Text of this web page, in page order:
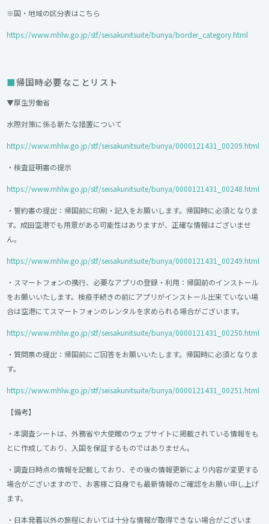
※国・地域の区分表はこちら
https://www.mhlw.go.jp/stf/seisakunitsuite/bunya/border_category.html
帰国時必要なことリスト
▼厚生労働省
水際対策に係る新たな措置について
https://www.mhlw.go.jp/stf/seisakunitsuite/bunya/0000121431_00209.html
・検査証明書の提示
https://www.mhlw.go.jp/stf/seisakunitsuite/bunya/0000121431_00248.html
・誓約書の提出：帰国前に印刷・記入をお願いします。帰国時に必須となりま
す。成田空港でも用意がある可能性はありますが、正確な情報はございませ
ん。
https://www.mhlw.go.jp/stf/seisakunitsuite/bunya/0000121431_00249.html
・スマートフォンの携行、必要なアプリの登録・利用：帰国前のインストール
をお願いいたします。検疫手続きの前にアプリがインストール出来ていない場
合は空港にてスマートフォンのレンタルを求められる場合がございます。
https://www.mhlw.go.jp/stf/seisakunitsuite/bunya/0000121431_00250.html
・質問票の提出：帰国前にご回答をお願いいたします。帰国時に必須となりま
す。
https://www.mhlw.go.jp/stf/seisakunitsuite/bunya/0000121431_00251.html
【備考】
・本調査シートは、外務省や大使館のウェブサイトに掲載されている情報をも
とに作成しており、入国を保証するものではありません。
・調査日時点の情報を記載しており、その後の情報更新により内容が変更する
場合がございますので、お客様ご自身でも最新情報のご確認をお願い申し上げ
ます。
・日本発着以外の旅程においては十分な情報が取得できない場合がございま